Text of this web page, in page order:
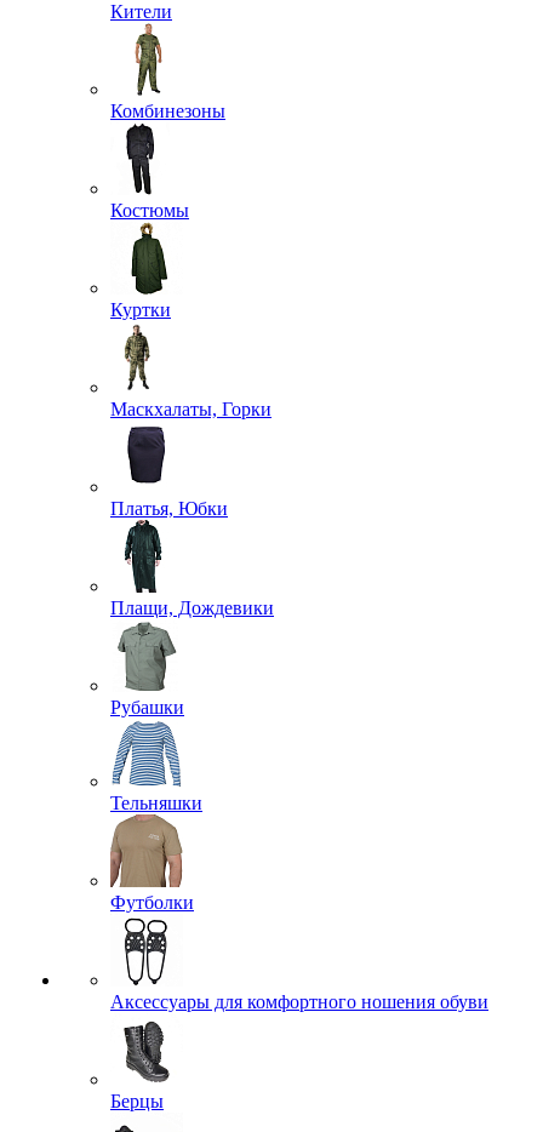
Кители
Комбинезоны
Костюмы
Куртки
Маскхалаты, Горки
Платья, Юбки
Плащи, Дождевики
Рубашки
Тельняшки
Футболки
Аксессуары для комфортного ношения обуви
Берцы